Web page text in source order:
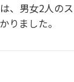
、男女2人の
りました。